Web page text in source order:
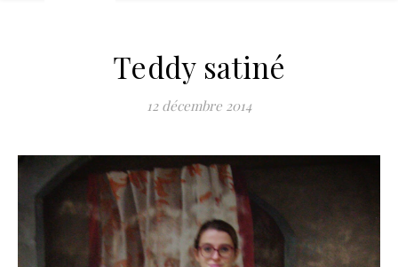
Teddy satiné
12 décembre 2014